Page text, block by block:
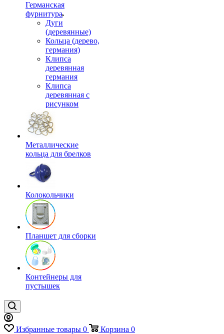
Германская
фурнитура
Дуги
(деревянные)
Кольца (дерево,
германия)
Клипса
деревянная
германия
Клипса
деревянная с
рисунком
Металлические
кольца для брелков
Колокольчики
Планшет для сборки
Контейнеры для
пустышек
Избранные товары 0 Корзина 0